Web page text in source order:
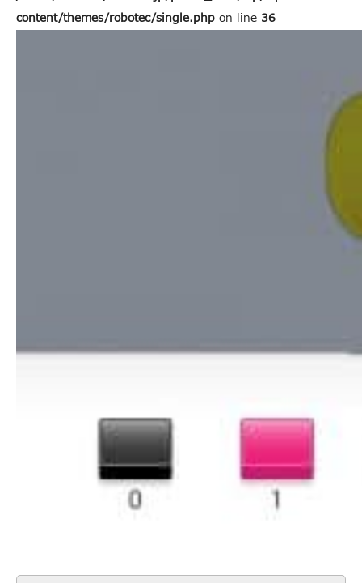
content/themes/robotec/single.php on line 36